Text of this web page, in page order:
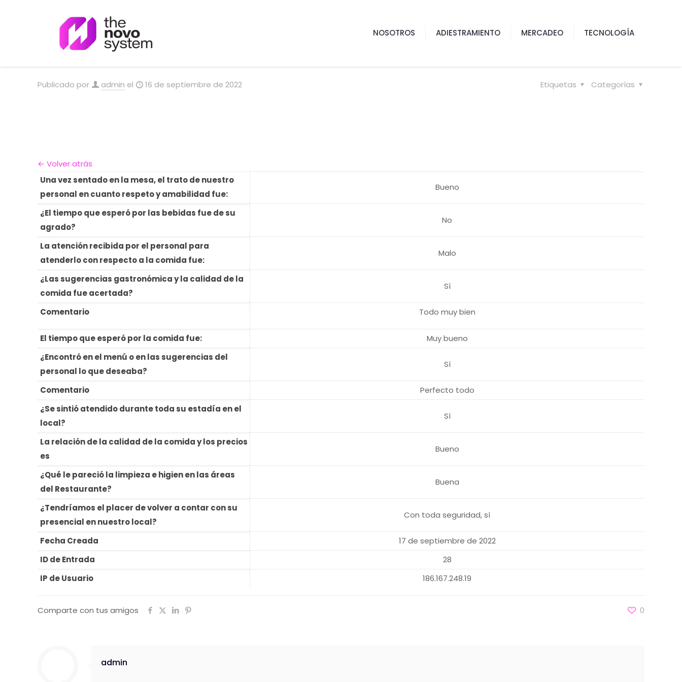
NOSOTROS ADIESTRAMIENTO MERCADEO TECNOLOGÍA
Publicado por admin el 16 de septiembre de 2022 Categorías
Etiquetas
← Volver atrás
Una vez sentado en la mesa, el trato de nuestro
personal en cuanto respeto y amabilidad fue:
Bueno
¿El tiempo que esperó por las bebidas fue de su
agrado?
No
La atención recibida por el personal para
atenderlo con respecto a la comida fue:
Malo
¿Las sugerencias gastronómica y la calidad de la
comida fue acertada?
Sí
Comentario Todo muy bien
El tiempo que esperó por la comida fue:
Muy bueno
¿Encontró en el menú o en las sugerencias del
personal lo que deseaba?
Sí
Comentario
Perfecto todo
¿Se sintió atendido durante toda su estadía en el
local?
Sí
La relación de la calidad de la comida y los precios
es
Bueno
¿Qué le pareció la limpieza e higien en las áreas
del Restaurante?
Buena
¿Tendríamos el placer de volver a contar con su
presencial en nuestro local?
Con toda seguridad, sí
Fecha Creada
17 de septiembre de 2022
ID de Entrada
28
IP de Usuario
186.167.248.19
Comparte con tus amigos 0
admin